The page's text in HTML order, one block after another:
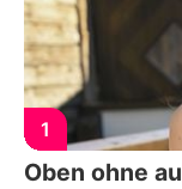
1
Oben ohne